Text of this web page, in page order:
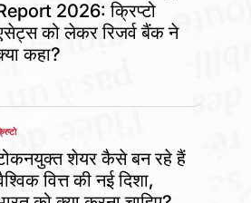
2026: क्रिप्टो
को लेकर रिजर्व बैंक ने
कहा?
IN
शेयर कैसे बन रहे हैं
वित्त की नई दिशा,